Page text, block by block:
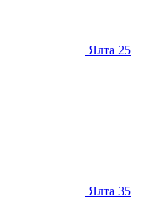
Ялта 25
Ялта 35